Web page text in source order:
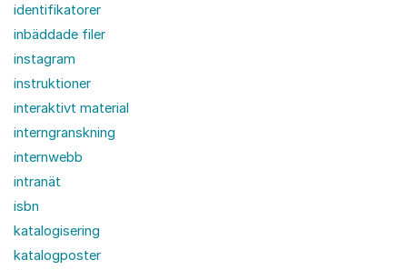
identifikatorer
inbäddade filer
instagram
instruktioner
interaktivt material
interngranskning
internwebb
intranät
isbn
katalogisering
katalogposter